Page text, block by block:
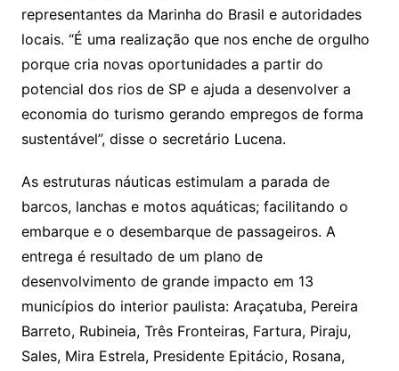
representantes da Marinha do Brasil e autoridades
locais. “É uma realização que nos enche de orgulho
porque cria novas oportunidades a partir do
potencial dos rios de SP e ajuda a desenvolver a
economia do turismo gerando empregos de forma
sustentável”, disse o secretário Lucena.
As estruturas náuticas estimulam a parada de
barcos, lanchas e motos aquáticas; facilitando o
embarque e o desembarque de passageiros. A
entrega é resultado de um plano de
desenvolvimento de grande impacto em 13
municípios do interior paulista: Araçatuba, Pereira
Barreto, Rubineia, Três Fronteiras, Fartura, Piraju,
Sales, Mira Estrela, Presidente Epitácio, Rosana,